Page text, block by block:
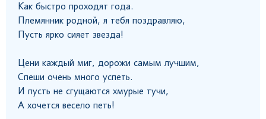
Как быстро проходят года.
Племянник родной, я тебя поздравляю,
Пусть ярко сияет звезда!
Цени каждый миг, дорожи самым лучшим,
Спеши очень много успеть.
И пусть не сгущаются хмурые тучи,
А хочется весело петь!